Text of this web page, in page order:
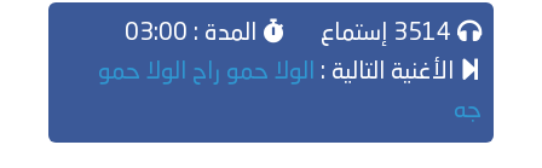
المدة : 03:00
الأغنية التالية :
الولا حمو راح الولا حمو
جه